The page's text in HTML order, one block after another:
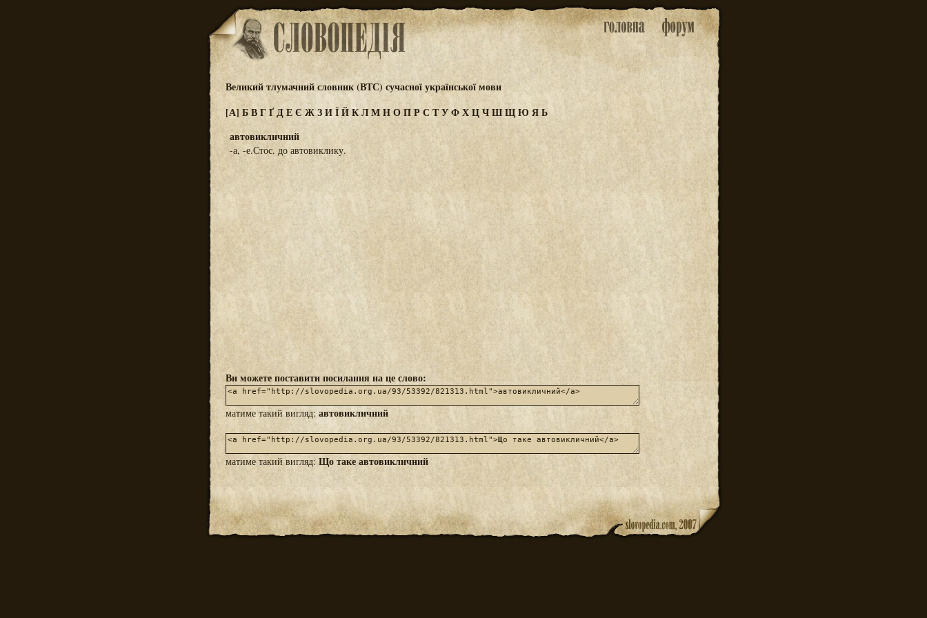
Великий тлумачний словник (ВТС) сучасної української мови
[А] БВГ ҐДЕЄ ЖЗИЇЙКЛМНОПРС ТУФХЦЧШЩЮ ЯЬ
автовикличний
-а, -е.Стос. до автовиклику.
Ви можете поставити посилання на це слово:
матиме такий вигляд: автовикличний
матиме такий вигляд:Що таке автовикличний